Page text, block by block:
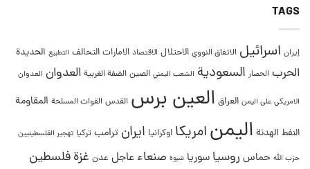
TAGS
إيران اسرائيل الاتفاق النووي الاحتلال الاقتصاد الامارات التحالف التطبيع الحديدة
الحرب الحصار السعودية الشعب اليمني الصين الضفة الغربية العدوان العدوان
الامريكي على اليمن العراق العين برس القدس القوات المسلحة المقاومة
النفط الهدنة اليمنامريكا اوكرانيا ايران ترامب تركيا تهجير الفلسطينيين
حزب الله حماس روسيا سوريا شبوة صنعاء عاجل عدن غزةفلسطين